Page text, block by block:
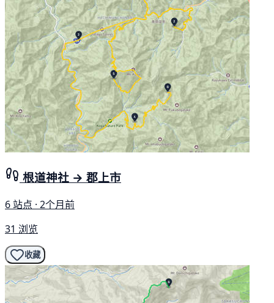
根道神社 → 郡上市
6 站点 · 2个月前
31 浏览
收藏